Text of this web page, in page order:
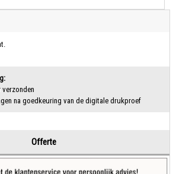
verzonden
na goedkeuring van de digitale drukproef
Offerte